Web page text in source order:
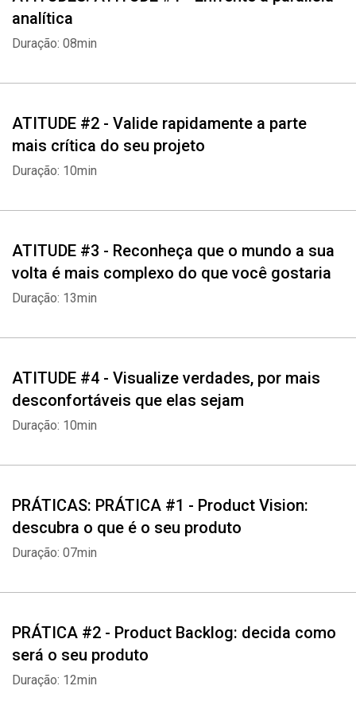
analítica
Duração: 08min
ATITUDE #2 - Valide rapidamente a parte
mais crítica do seu projeto
Duração: 10min
ATITUDE #3 - Reconheça que o mundo a sua
volta é mais complexo do que você gostaria
Duração: 13min
ATITUDE #4 - Visualize verdades, por mais
desconfortáveis que elas sejam
Duração: 10min
PRÁTICAS: PRÁTICA #1 - Product Vision:
descubra o que é o seu produto
Duração: 07min
PRÁTICA #2 - Product Backlog: decida como
será o seu produto
Duração: 12min